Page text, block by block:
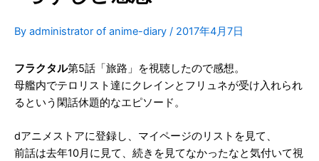
By administrator of anime-diary / 2017年4月7日
フラクタル第5話「旅路」を視聴したので感想。
母艦内でテロリスト達にクレインとフリュネが受け入れられ
るという閑話休題的なエピソード。
dアニメストアに登録し、マイページのリストを見て、
前話は去年10月に見て、続きを見てなかったなと気付いて視